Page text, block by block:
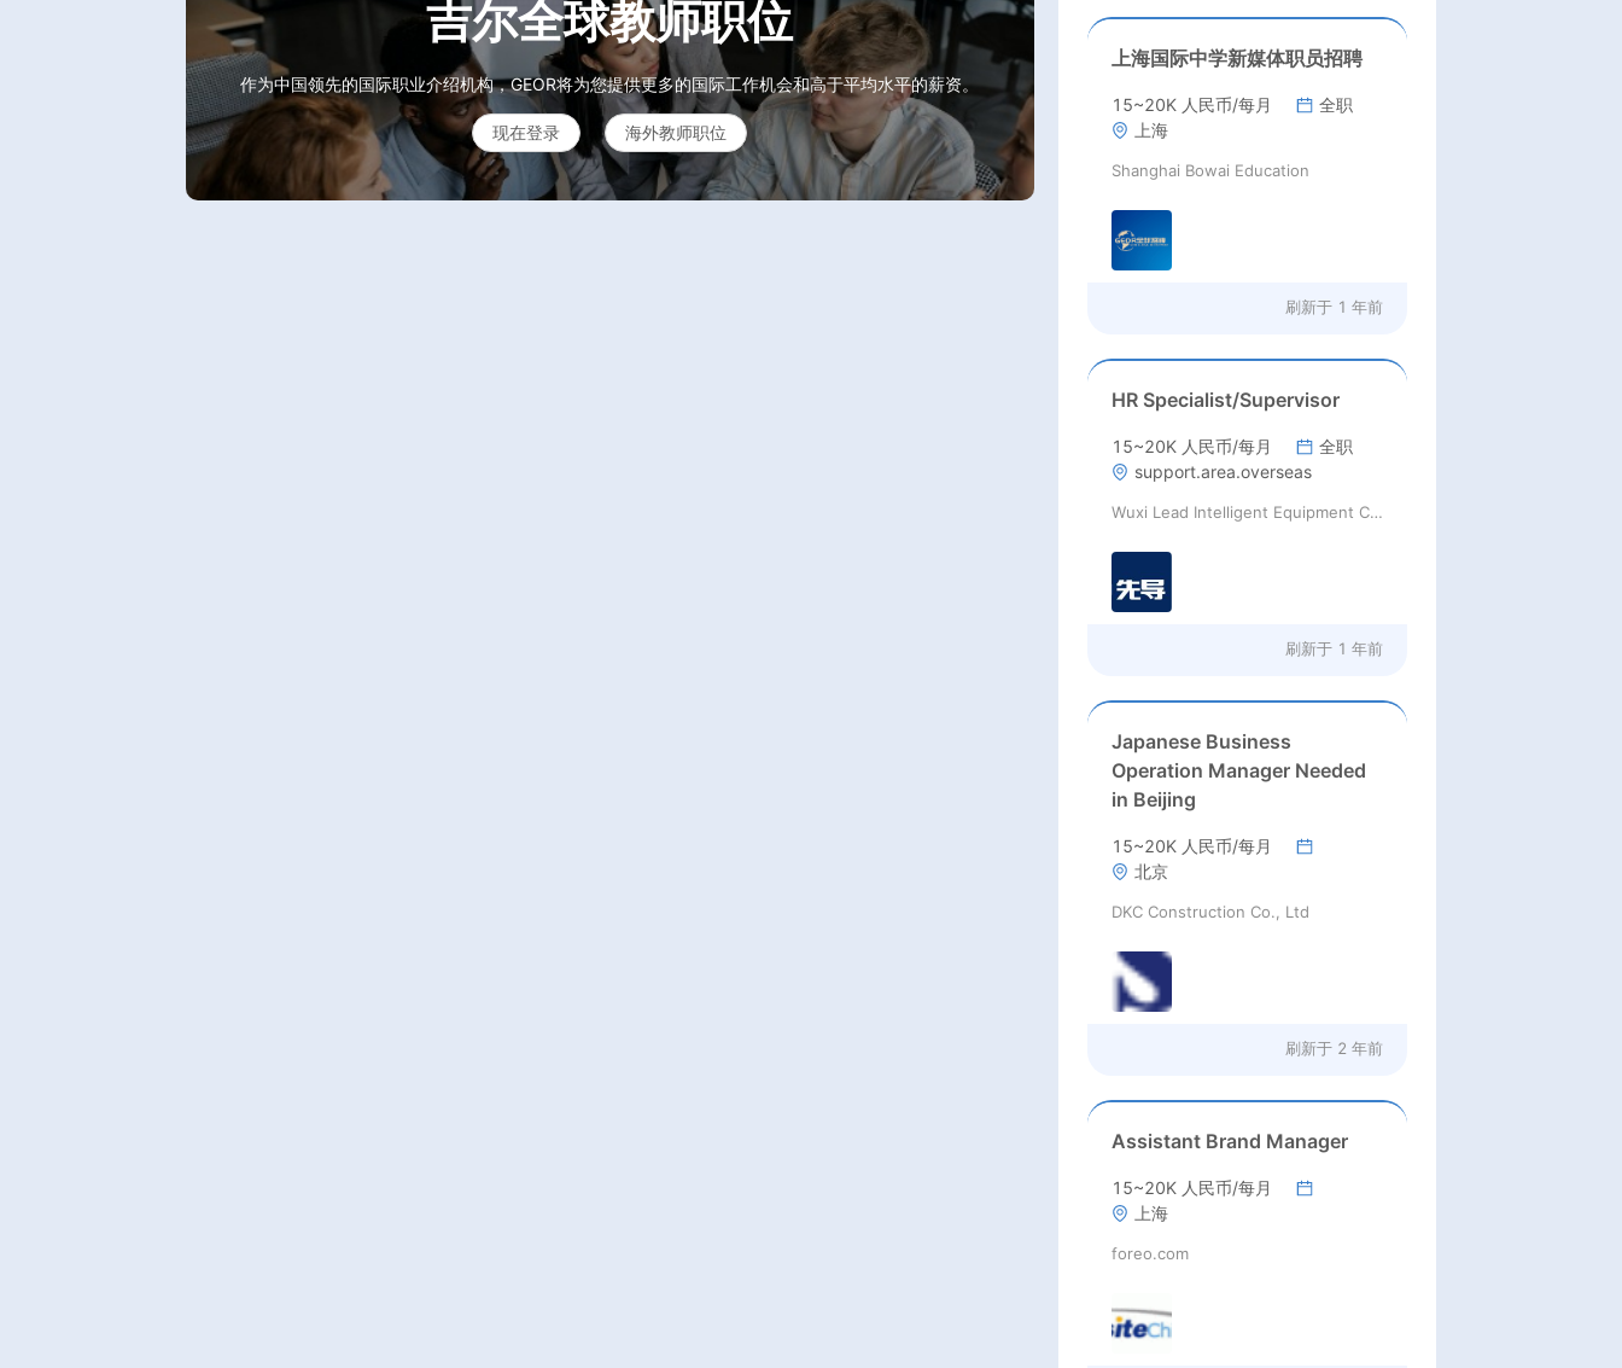
吉尔全球教师职位
作为中国领先的国际职业介绍机构，GEOR将为您提供更多的国际工作机会和高于平均水平的薪资。
现在登录 海外教师职位
上海国际中学新媒体职员招聘
15~20K 人民币/每月
全职
上海
Shanghai Bowai Education
刷新于 1 年前
HR Specialist/Supervisor
15~20K 人民币/每月
全职
support.area.overseas
Wuxi Lead Intelligent Equipment Co., Ltd.
刷新于 1 年前
Japanese Business
Operation Manager Needed
in Beijing
15~20K 人民币/每月
北京
DKC Construction Co., Ltd
刷新于 2 年前
Assistant Brand Manager
15~20K 人民币/每月
上海
foreo.com